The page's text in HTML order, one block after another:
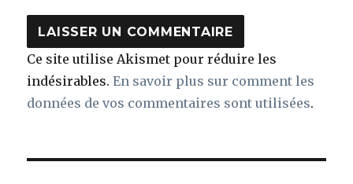
Ce site utilise Akismet pour réduire les
indésirables.En savoir plus sur comment les
données de vos commentaires sont utilisées.